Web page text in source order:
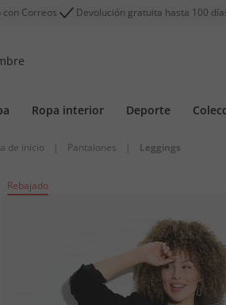
con Correos Devolución gratuita hasta 100
Ropa interior Deporte
de inicio | Pantalones | Leggings
Rebajado